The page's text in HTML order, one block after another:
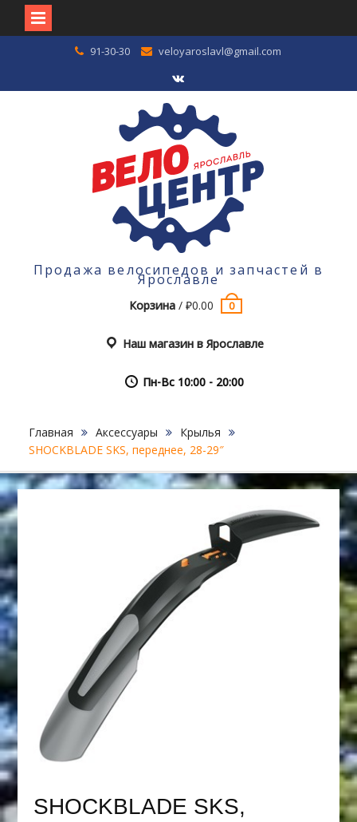
91-30-30 veloyaroslavl@gmail.com
VK
Продажа велосипедов и запчастей в
Ярославле
Корзина /₽0.00 0
Наш магазин в Ярославле
Пн-Вс 10:00 - 20:00
Главная Аксессуары
Крылья
SHOCKBLADE SKS, переднее, 28-29″
SHOCKBLADE SKS,